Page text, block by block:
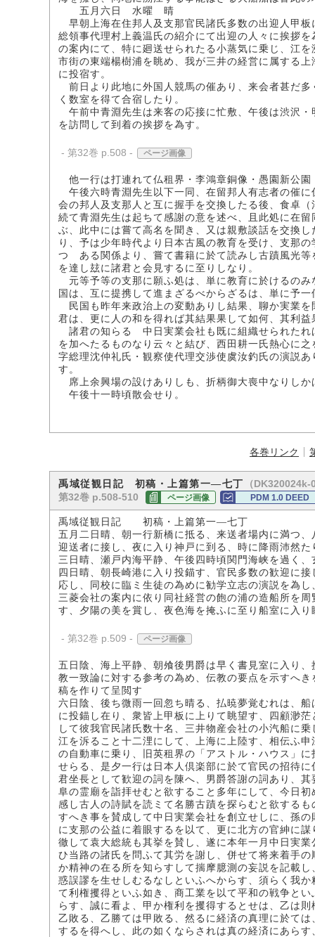
五月六日 水曜 晴
早朝上海在住邦人及支那官民諸氏多数の出迎人甲
総領事代理村上義温氏の紹介にて出迎の人々に挨拶
の案内にて、特に廻送せられたる小蒸気に乗じ、江
市街の東端楊樹浦を眺め、我が三井の経営に属する
に投宿す。
前日より此地に外国人競馬の催あり、来会者甚だ
く数室を得て合宿したり。
午前中青淵先生は来客の応接に忙敷、午後は渋沢
を訪問して到着の挨拶を為す。
- 第32巻 p.508 - ページ画像
他一行は打連れて仏租界・李鴻章銅像・愚園新公園
午後六時青淵先生以下一同、在留邦人有志者の催
会の邦人及支那人と互に握手を交換したる後、食卓
続て青淵先生は起ちて感謝の意を述べ、且此処に在
ぶ、此中には嘗て高名を聞き、又は親敷談話を交換
り、予は少年時代より日本古風の教育を受け、支那
つゝある関係より、嘗て書籍に於て読みし古蹟風光
を達し玆に諸君と会見するに至りしなり。
元等予等の支那に願ふ処は、単に教育に於けるの
国は、互に提携して進まざるべからざるは、単に予
民国も昨年来政治上の変動ありし結果、聊か実業
君は、更に人の和を得れば其結果果して如何、其利益
諸君の知らるゝ中日実業会社も既に組織せられた
を加へたるものなり云々と結び、西田耕一氏熱心に
字総理沈仲礼氏・観察使代理交渉使虞汝釣氏の演説
す。
席上余興場の設けありしも、折柄御大喪中なりし
午後十一時頃散会せり。
各巻リンク
禹域従観日記 初稿・上篇第一―七丁
（DK320024k-
第32巻 p.508-510
ページ画像 PDM 1.0 DEED
禹域従観日記 初稿・上篇第一―七丁 （渋
五月二日晴、朝一行新橋に抵る、来送者場内に満つ
迎送者に接し、夜に入り神戸に到る、時に降雨沛然
三日晴、瀬戸内海平静、午後四時頃関門海峡を過く
四日晴、朝長崎港に入り投錨す、官民多数の歓迎に
応し、同校に臨ミ生徒の為めに勧学立志の演説を為
三菱会社の案内に依り同社経営の飽の浦の造船所を
す、夕陽の美を賞し、夜色海を掩ふに至り船室に入り
- 第32巻 p.509 - ページ画像
五日陰、海上平静、朝飧後男爵は早く書見室に入り
教一致論に対する参考の為め、伝教の要点を示すへ
稿を作りて呈閲す
六日陰、後ち微雨一回忽ち晴る、払暁夢覚むれは、
に投錨し在り、衆皆上甲板に上りて眺望す、四顧渺
して彼我官民諸氏数十名、三井物産会社の小汽船に
江を泝ること十二浬にして、上海に上陸す、相伝ふ
の自動車に乗り、旧英租界の「アストル・ハウス」
せらる、是夕一行は日本人倶楽部に於て官民の招待
君坐長として歓迎の詞を陳へ、男爵答謝の詞あり、
阜の霊廟を詣拝せむと欲すること多年にして、今日
感し古人の詩賦を読ミて名勝古蹟を探らむと欲する
すへき事を賛成して中日実業会社を創立せしに、孫
に支那の公益に着眼するを以て、更に北方の官紳に
徹して袁大総統も其挙を賛し、遂に本年一月中日実
ひ当路の諸氏を問ふて其労を謝し、併せて将来着手
か精神の在る所を知らすして揣摩臆測の妄説を記載
惑誤謬を生せしむるなしといふへからす、須らく我
て利権攫得といふ如き、商工業を以て平和の戦争と
らす、誠に看よ、甲か権利を攫得するとせは、乙は
乙敗る、乙勝ては甲敗る、然るに経済の真理に於て
するを得へし、此の如くならされは真の経済にあら